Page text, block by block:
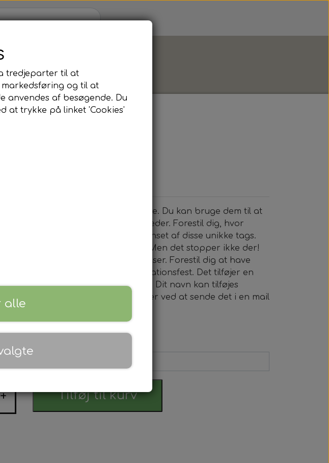
dream 25 stk
men de er også utroligt alsidige. Du kan bruge dem til at
en personlig touch til dine billeder. Forestil dig, hvor
dine konfirmationsbilleder omkranset af disse unikke tags.
og stilfuld atmosfære. Men det stopper ikke der!
til at sætte på dine drinks dispenser. Forestil dig at have
på dine drikkevarer til din konfirmationsfest. Det tilføjer en
og personlig stil til din begivenhed. Dit navn kan tilføjes
en billedfil efter købsprocessen eller ved at sende det i en mail
+ Tilføj til kurv
tredjeparter til at
og til at
anvendes af besøgende. Du
at trykke på linket 'Cookies'
alle